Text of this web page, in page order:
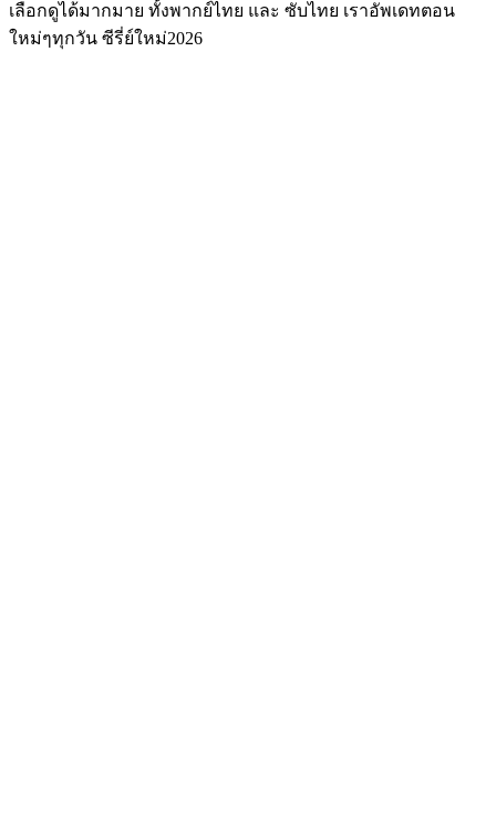
เลือกดูได้มากมาย ทั้งพากย์ไทย และ ซับไทย เราอัพเดทตอน
ใหม่ๆทุกวัน ซีรี่ย์ใหม่2026